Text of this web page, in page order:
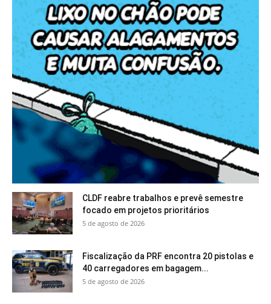
CLDF reabre trabalhos e prevê semestre
focado em projetos prioritários
5 de agosto de 2026
Fiscalização da PRF encontra 20 pistolas e
40 carregadores em bagagem...
5 de agosto de 2026